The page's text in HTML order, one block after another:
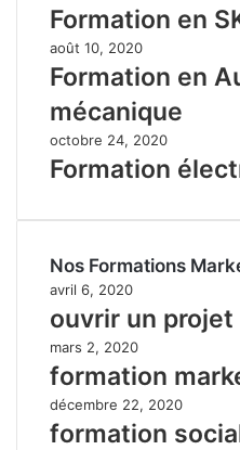
Formation en
août 10, 2020
Formation en
mécanique
octobre 24, 2020
Formation
Nos Formations
avril 6, 2020
ouvrir un
mars 2, 2020
formation
décembre 22, 2020
formation